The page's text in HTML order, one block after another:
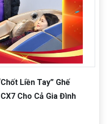
Liền Tay” Ghế
Cho Cả Gia Đình